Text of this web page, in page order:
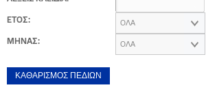
ΕΤΟΣ: ΟΛΑ
ΜΗΝΑΣ: ΟΛΑ